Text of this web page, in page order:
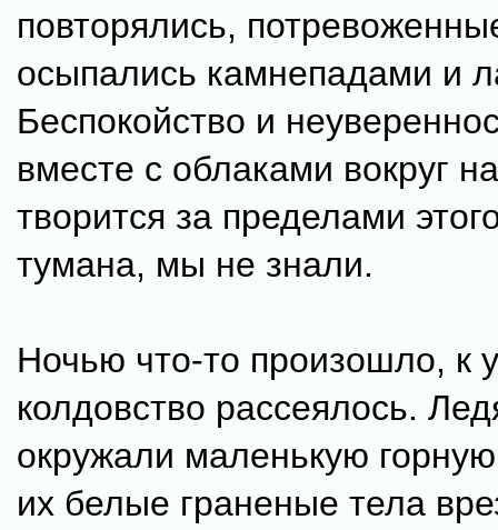
повторялись,
осыпались камнепадами и
Беспокойство и
вместе с облаками вокруг
творится за пределами
тумана, мы не знали.
Ночью что-то произошло, к
колдовство рассеялось.
окружали маленькую
их белые граненые тела